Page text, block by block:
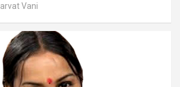
Vani